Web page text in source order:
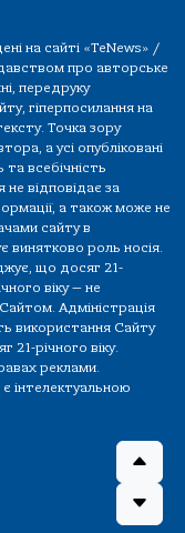
на сайті «TeNews» /
про авторське
передруку
гіперпосилання на
Точка зору
а усі опубліковані
всебічність
не відповідає за
а також може не
сайту в
винятково роль носія.
що досяг 21-
віку — не
Адміністрація
використання Сайту
21-річного віку.
реклами.
інтелектуальною